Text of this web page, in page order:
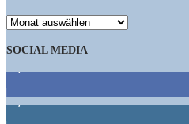
ARCHIV
SOCIAL MEDIA
1,662 Follower